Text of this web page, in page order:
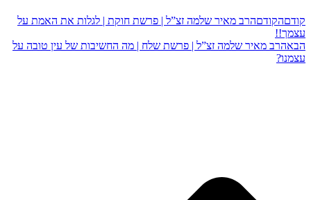
קודםהקודםהרב מאיר שלמה זצ”ל | פרשת חוקת | לגלות את האמת על
עצמך!!
הבאהרב מאיר שלמה זצ”ל | פרשת שלח | מה החשיבות של עין טובה על
עצמנו?